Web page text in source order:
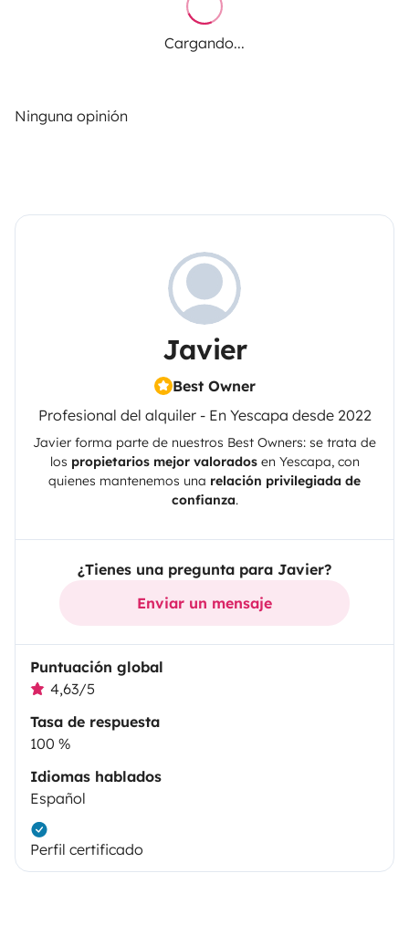
Cargando...
Ninguna opinión
Javier
Best Owner
Profesional del alquiler - En Yescapa desde 2022
Javier forma parte de nuestros Best Owners: se trata de
los propietarios mejor valoradosen Yescapa, con
quienes mantenemos una relación privilegiada de
confianza.
¿Tienes una pregunta para Javier?
Enviar un mensaje
Puntuación global
4,63/5
Tasa de respuesta
100 %
Idiomas hablados
Español
Perfil certificado